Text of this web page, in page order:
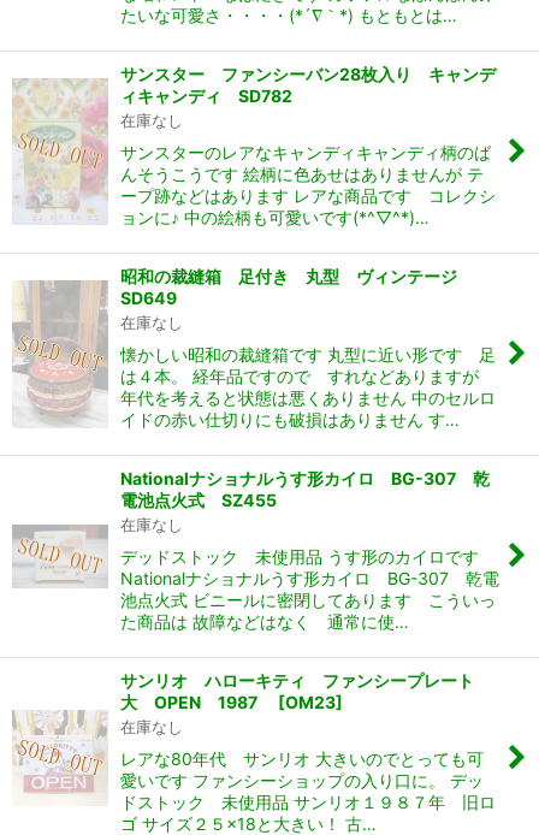
たいな可愛さ・・・・(*´∇｀*) もともとは…
サンスター ファンシーバン28枚入り キャンデ
ィキャンディ SD782
在庫なし
サンスターのレアなキャンディキャンディ柄のば
んそうこうです 絵柄に色あせはありませんが テ
ープ跡などはあります レアな商品です コレクシ
ョンに♪ 中の絵柄も可愛いです(*^▽^*)…
昭和の裁縫箱 足付き 丸型 ヴィンテージ
SD649
在庫なし
懐かしい昭和の裁縫箱です 丸型に近い形です 足
は４本。 経年品ですので すれなどありますが
年代を考えると状態は悪くありません 中のセルロ
イドの赤い仕切りにも破損はありません す…
Nationalナショナルうす形カイロ BG-307 乾
電池点火式 SZ455
在庫なし
デッドストック 未使用品 うす形のカイロです
Nationalナショナルうす形カイロ BG-307 乾電
池点火式 ビニールに密閉してあります こういっ
た商品は 故障などはなく 通常に使…
サンリオ ハローキティ ファンシープレート
大 OPEN 1987
[OM23]
在庫なし
レアな80年代 サンリオ 大きいのでとっても可
愛いです ファンシーショップの入り口に。 デッ
ドストック 未使用品 サンリオ１９８７年 旧ロ
ゴ サイズ２５×18と大きい！ 古…